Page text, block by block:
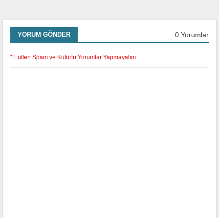
YORUM GÖNDER 0 Yorumlar
* Lütfen Spam ve Küfürlü Yorumlar Yapmayalım.